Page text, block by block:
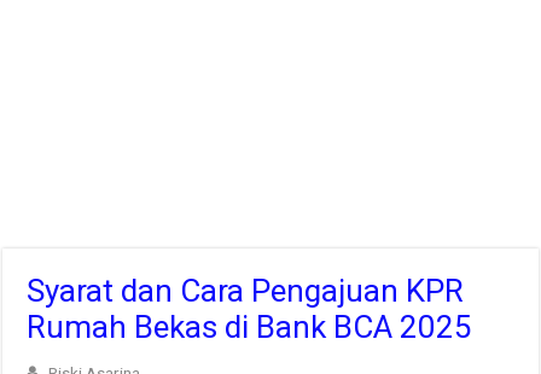
Syarat dan Cara Pengajuan KPR
Rumah Bekas di Bank BCA 2025